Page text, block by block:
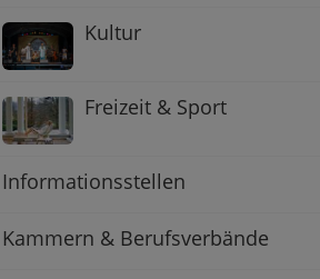
Kultur
Freizeit & Sport
Informationsstellen
Kammern & Berufsverbände